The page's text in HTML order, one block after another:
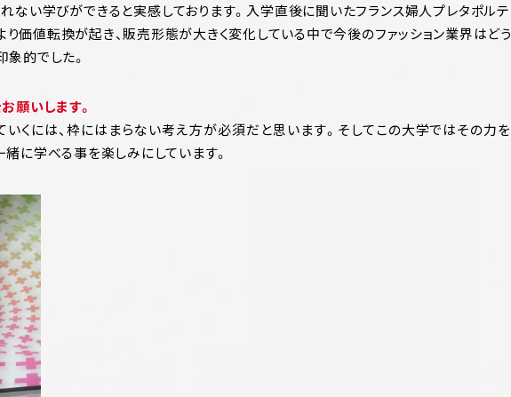
ない学びができると実感しております。入学直後に聞いたフランス婦人プレタポル
価値転換が起き、販売形態が大きく変化している中で今後のファッション業界はど
的でした。
願いします。
いくには、枠にはまらない考え方が必須だと思います。そしてこの大学ではその力
に学べる事を楽しみにしています。